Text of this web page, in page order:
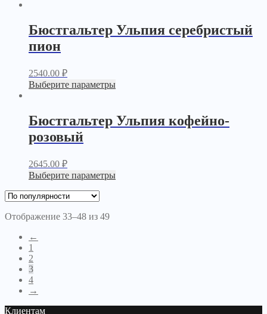
Бюстгальтер Ульпия серебристый
пион
2540.00 ₽
Выберите параметры
Бюстгальтер Ульпия кофейно-
розовый
2645.00 ₽
Выберите параметры
Отображение 33–48 из 49
←
1
2
3
4
→
Клиентам